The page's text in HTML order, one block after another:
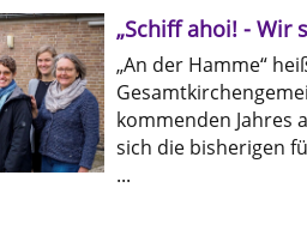
„Schiff ahoi! - Wir
„An der Hamme“
kommenden Jahres
sich die bisherigen
...